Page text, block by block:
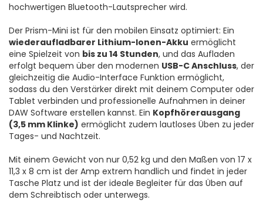
hochwertigen Bluetooth-Lautsprecher wird.
Der Prism-Mini ist für den mobilen Einsatz optimiert: Ein
wiederaufladbarer Lithium-Ionen-Akku ermöglicht
eine Spielzeit von bis zu 14 Stunden, und das Aufladen
erfolgt bequem über den modernen USB-C Anschluss, der
gleichzeitig die Audio-Interface Funktion ermöglicht,
sodass du den Verstärker direkt mit deinem Computer oder
Tablet verbinden und professionelle Aufnahmen in deiner
DAW Software erstellen kannst. Ein Kopfhörerausgang
(3,5 mm Klinke) ermöglicht zudem lautloses Üben zu jeder
Tages- und Nachtzeit.
Mit einem Gewicht von nur 0,52 kg und den Maßen von 17 x
11,3 x 8 cm ist der Amp extrem handlich und findet in jeder
Tasche Platz und ist der ideale Begleiter für das Üben auf
dem Schreibtisch oder unterwegs.